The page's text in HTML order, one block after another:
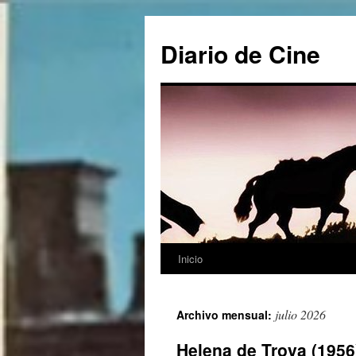
contenido
Diario de Cine
Inicio
Archivo mensual: julio 2026
Helena de Troya